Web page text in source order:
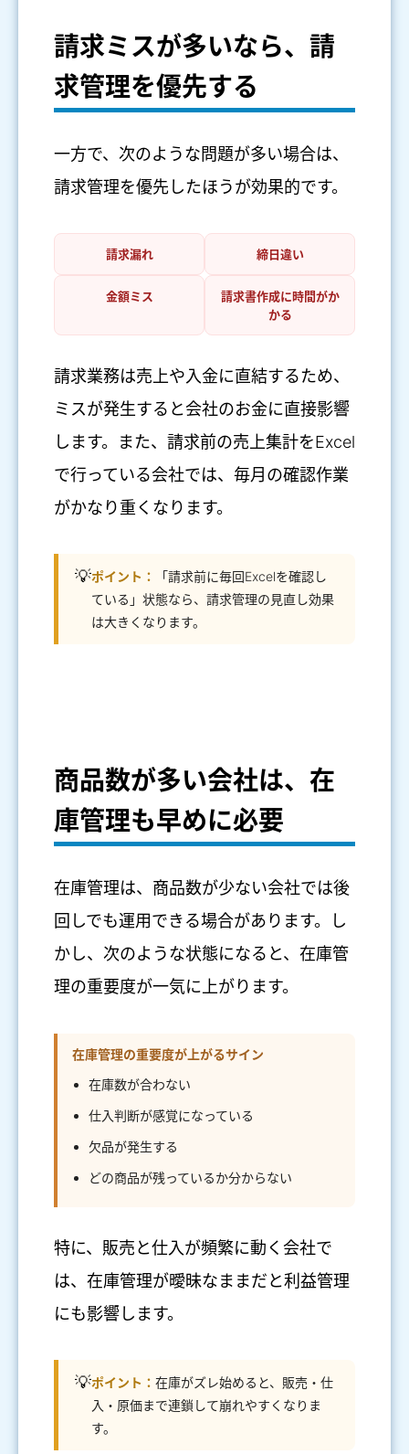
請求ミスが多いなら、請
求管理を優先する
一方で、次のような問題が多い場合は、
請求管理を優先したほうが効果的です。
請求漏れ 締日違い
金額ミス
請求書作成に時間がか
かる
請求業務は売上や入金に直結するため、
ミスが発生すると会社のお金に直接影響
します。また、請求前の売上集計をExcel
で行っている会社では、毎月の確認作業
がかなり重くなります。
💡ポイント：
「請求前に毎回Excelを確認し
ている」状態なら、請求管理の見直し効果
は大きくなります。
商品数が多い会社は、在
庫管理も早めに必要
在庫管理は、商品数が少ない会社では後
回しでも運用できる場合があります。し
かし、次のような状態になると、在庫管
理の重要度が一気に上がります。
在庫管理の重要度が上がるサイン
在庫数が合わない
仕入判断が感覚になっている
欠品が発生する
どの商品が残っているか分からない
特に、販売と仕入が頻繁に動く会社で
は、在庫管理が曖昧なままだと利益管理
にも影響します。
💡ポイント： 在庫がズレ始めると、販売・仕
入・原価まで連鎖して崩れやすくなりま
す。